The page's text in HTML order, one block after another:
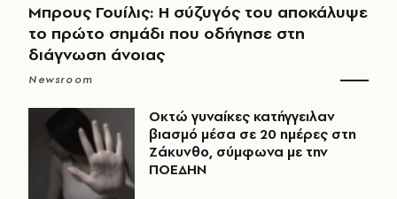
Μπρους Γουίλις: Η σύζυγός του αποκάλυψε
το πρώτο σημάδι που οδήγησε στη
διάγνωση άνοιας
Newsroom
Οκτώ γυναίκες κατήγγειλαν
βιασμό μέσα σε 20 ημέρες στη
Ζάκυνθο, σύμφωνα με την
ΠΟΕΔΗΝ